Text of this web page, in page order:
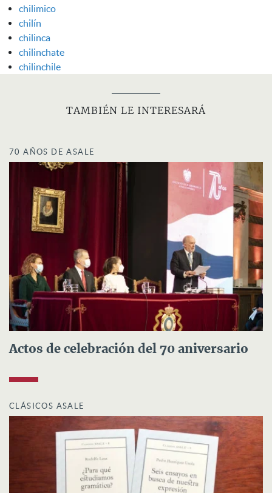
chilimico
chilín
chilinca
chilinchate
chilinchile
TAMBIÉN LE INTERESARÁ
70 AÑOS DE ASALE
Actos de celebración del 70 aniversario
CLÁSICOS ASALE